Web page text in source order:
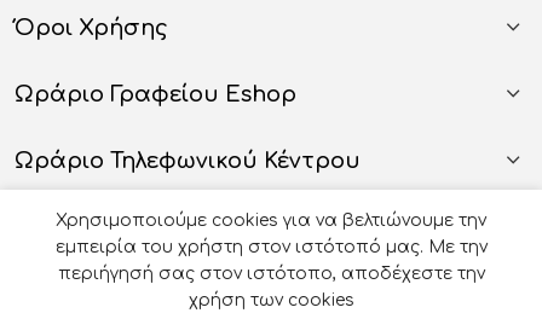
Όροι Χρήσης
Ωράριο Γραφείου Eshop
Ωράριο Τηλεφωνικού Κέντρου
Χρησιμοποιούμε cookies για να βελτιώνουμε την
εμπειρία του χρήστη στον ιστότοπό μας. Με την
περιήγησή σας στον ιστότοπο, αποδέχεστε την
χρήση των cookies